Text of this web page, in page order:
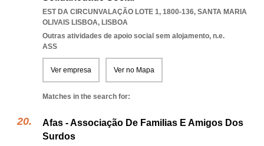
EST DA CIRCUNVALAÇÃO LOTE 1, 1800-136, SANTA MARIA
OLIVAIS LISBOA, LISBOA
Outras atividades de apoio social sem alojamento, n.e.
ASS
Ver empresa Ver no Mapa
Matches in the search for:
Afas - Associação De Familias E Amigos Dos
Surdos